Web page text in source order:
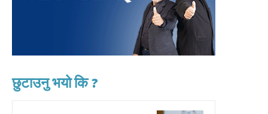
छुटाउनु भयो कि ?